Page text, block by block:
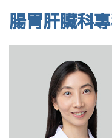
腸胃肝臟科